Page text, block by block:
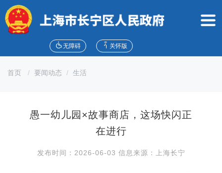
障
碍
说
无障碍 关怀版
首页 要闻动态 生活
愚一幼儿园×故事商店，这场快闪正
在进行
发布时间：2026-06-03 信息来源：上海长宁